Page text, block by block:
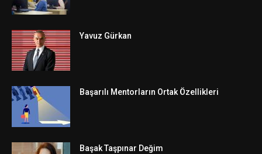
Yavuz Gürkan
Başarılı Mentorların Ortak Özellikleri
Başak Taşpınar Değim